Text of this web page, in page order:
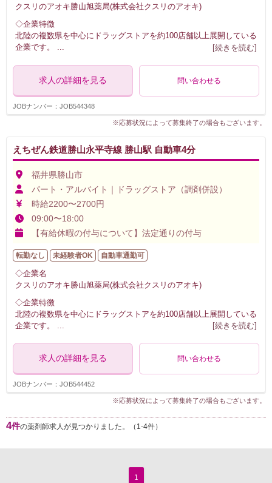
クスリのアオキ勝山旭薬局(株式会社クスリのアオキ)
◇企業特徴
北陸の複数県を中心にドラッグストアを約100店舗以上展開している
企業です。 ... [続きを読む]
求人の詳細を見る 問い合わせる
JOBナンバー：JOB544348
※応募状況によって募集終了の場合もございます。
えちぜん鉄道勝山永平寺線 勝山駅 自動車4分
福井県勝山市
パート・アルバイト｜ドラッグストア（調剤併設）
時給2200〜2700円
09:00〜18:00
【有給休暇の付与について】法定通りの付与
転勤なし 未経験者OK 自動車通勤可
◇企業名
クスリのアオキ勝山旭薬局(株式会社クスリのアオキ)
◇企業特徴
北陸の複数県を中心にドラッグストアを約100店舗以上展開している
企業です。
[続きを読む]
求人の詳細を見る 問い合わせる
JOBナンバー：JOB544452
※応募状況によって募集終了の場合もございます。
4件の薬剤師求人が見つかりました。（1-4件）
1